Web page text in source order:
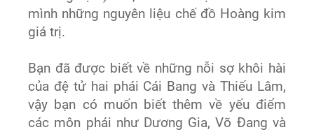
mình những nguyên liệu chế đồ Hoàng kim
giá trị.
Bạn đã được biết về những nỗi sợ khôi hài
của đệ tử hai phái Cái Bang và Thiếu Lâm,
vậy bạn có muốn biết thêm về yếu điểm
các môn phái như Dương Gia, Võ Đang và